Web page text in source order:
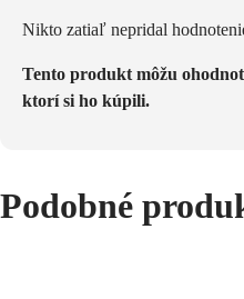
Nikto zatiaľ nepridal
Tento produkt môžu
ktorí si ho kúpili.
Podobné